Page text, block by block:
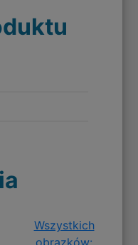
Wszystkich